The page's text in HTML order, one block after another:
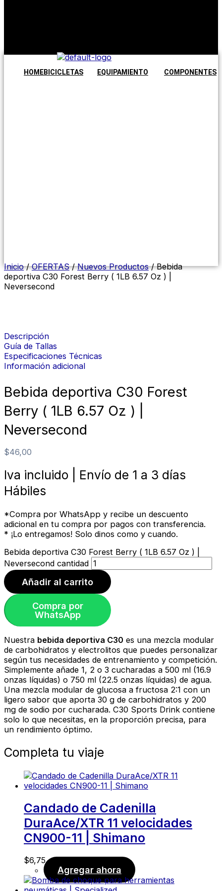
HOMEBICICLETAS EQUIPAMIENTO COMPONENTES
Inicio/OFERTAS/Nuevos Productos/ Bebida
deportiva C30 Forest Berry ( 1LB 6.57 Oz ) |
Neversecond
Descripción
Guía de Tallas
Especificaciones Técnicas
Información adicional
Bebida deportiva C30 Forest
Berry ( 1LB 6.57 Oz ) |
Neversecond
$46,00
Iva incluido | Envío de 1 a 3 días
Hábiles
*Compra por WhatsApp y recibe un descuento
adicional en tu compra por pagos con transferencia.
* ¡Lo entregamos! Solo dinos como y cuando.
Bebida deportiva C30 Forest Berry ( 1LB 6.57 Oz ) |
Neversecond cantidad
Añadir al carrito
Compra por
WhatsApp
Nuestra bebida deportiva C30 es una mezcla modular
de carbohidratos y electrolitos que puedes personalizar
según tus necesidades de entrenamiento y competición.
Simplemente añade 1, 2 o 3 cucharadas a 500 ml (16.9
onzas líquidas) o 750 ml (22.5 onzas líquidas) de agua.
Una mezcla modular de glucosa a fructosa 2:1 con un
ligero sabor que aporta 30 g de carbohidratos y 200
mg de sodio por cucharada. C30 Sports Drink contiene
solo lo que necesitas, en la proporción precisa, para
un rendimiento óptimo.
Completa tu viaje
Candado de Cadenilla
DuraAce/XTR 11 velocidades
CN900-11 | Shimano
$6,75
Agregar ahora